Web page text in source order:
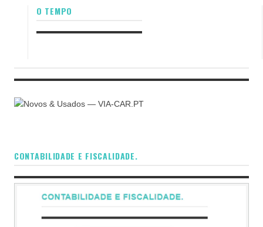
O TEMPO
CONTABILIDADE E FISCALIDADE.